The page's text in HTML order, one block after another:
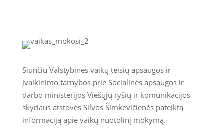
Siunčiu Valstybinės vaikų teisių apsaugos ir
įvaikinimo tarnybos prie Socialinės apsaugos ir
darbo ministerijos Viešųjų ryšių ir komunikacijos
skyriaus atstovės Silvos Šimkevičienės pateiktą
informaciją apie vaikų nuotolinį mokymą.